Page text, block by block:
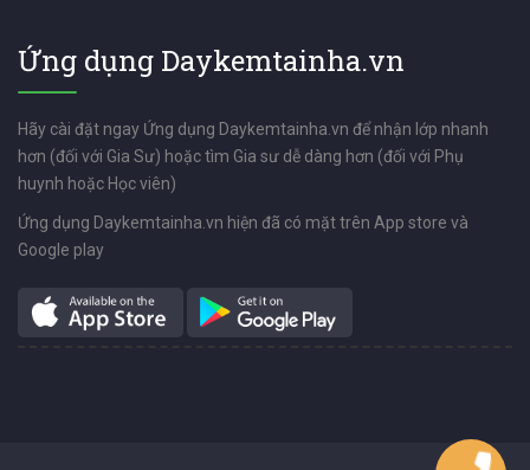
Ứng dụng Daykemtainha.vn
Hãy cài đặt ngay Ứng dụng Daykemtainha.vn để nhận lớp nhanh
hơn (đối với Gia Sư) hoặc tìm Gia sư dễ dàng hơn (đối với Phụ
huynh hoặc Học viên)
Ứng dụng Daykemtainha.vn hiện đã có mặt trên App store và
Google play